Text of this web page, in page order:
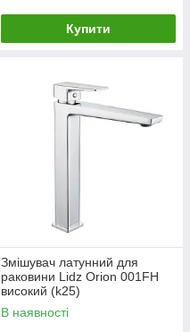
Купити
Змішувач латунний для
раковини Lidz Orion 001FH
високий (k25)
LDORI001FHCRM48096
Chrome
В наявності